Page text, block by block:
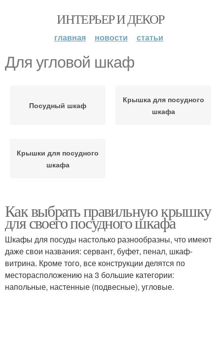
ИНТЕРЬЕР И ДЕКОР
главная новости статьи
Для угловой шкаф
Посудный шкаф
Крышка для посудного
шкафа
Крышки для посудного
шкафа
Как выбрать правильную крышку
для своего посудного шкафа
Шкафы для посуды настолько разнообразны, что имеют
даже свои названия: сервант, буфет, пенал, шкаф-
витрина. Кроме того, все конструкции делятся по
месторасположению на 3 большие категории:
напольные, настенные (подвесные), угловые.